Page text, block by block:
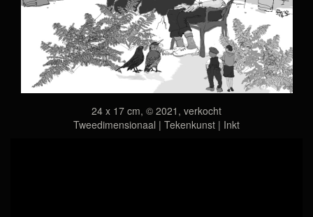
24 x 17 cm, © 2021, verkocht
Tweedimensionaal | Tekenkunst | Inkt